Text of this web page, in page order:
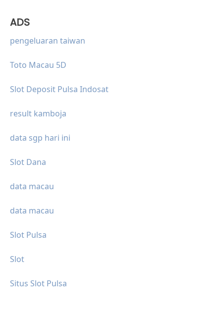
ADS
pengeluaran taiwan
Toto Macau 5D
Slot Deposit Pulsa Indosat
result kamboja
data sgp hari ini
Slot Dana
data macau
data macau
Slot Pulsa
Slot
Situs Slot Pulsa